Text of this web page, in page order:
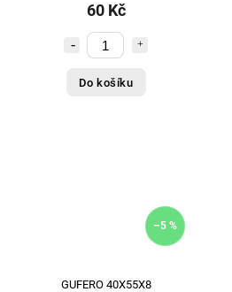
60 Kč
Do košíku
–5 %
GUFERO 40X55X8